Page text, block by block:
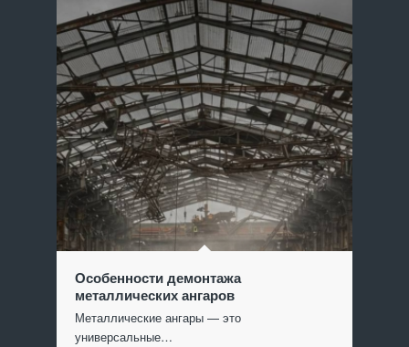
Особенности демонтажа
металлических ангаров
Металлические ангары — это
универсальные…